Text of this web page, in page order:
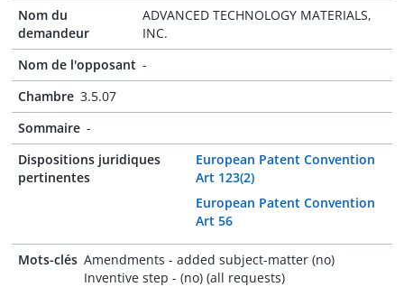
Nom du
demandeur
ADVANCED TECHNOLOGY MATERIALS,
INC.
Nom de l'opposant -
Chambre 3.5.07
Sommaire -
Dispositions juridiques
pertinentes
European Patent Convention
Art 123(2)
European Patent Convention
Art 56
Mots-clés Amendments - added subject-matter (no)
Inventive step - (no) (all requests)